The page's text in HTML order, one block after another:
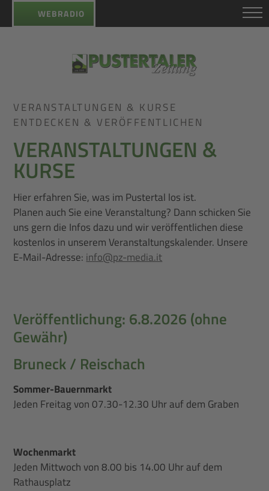
VERANSTALTUNGEN & KURSE
ENTDECKEN & VERÖFFENTLICHEN
VERANSTALTUNGEN &
KURSE
Hier erfahren Sie, was im Pustertal los ist.
Planen auch Sie eine Veranstaltung? Dann schicken Sie
uns gern die Infos dazu und wir veröffentlichen diese
kostenlos in unserem Veranstaltungskalender. Unsere
E-Mail-Adresse: info@pz-media.it
Veröffentlichung: 6.8.2026 (ohne
Gewähr)
Bruneck / Reischach
Sommer-Bauernmarkt
Jeden Freitag von 07.30-12.30 Uhr auf dem Graben
Wochenmarkt
Jeden Mittwoch von 8.00 bis 14.00 Uhr auf dem
Rathausplatz
WEBRADIO